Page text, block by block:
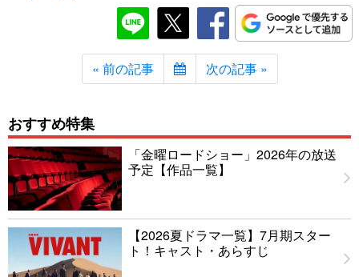
« 前の記事 次の記事 »
おすすめ特集
「金曜ロードショー」2026年の放送
予定【作品一覧】
【2026夏ドラマ一覧】7月期スター
ト！キャスト・あらすじ